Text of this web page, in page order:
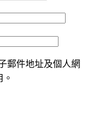
郵件地址及個人網